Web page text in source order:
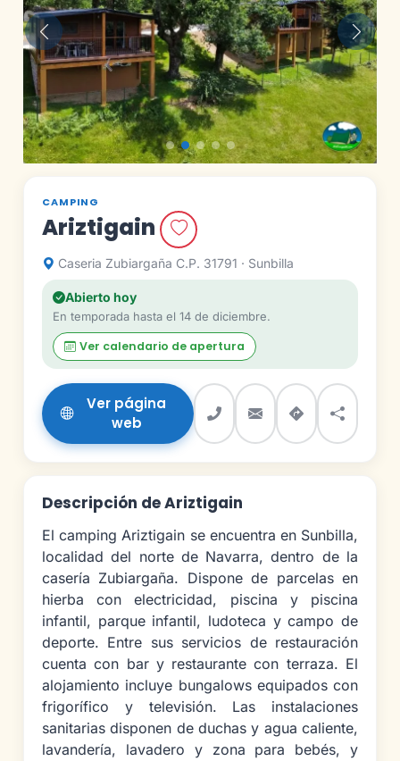
Anterior
CAMPING
Ariztigain
Caseria Zubiargaña C.P. 31791 · Sunbilla
Abierto hoy
En temporada hasta el 14 de diciembre.
Ver calendario de apertura
Ver página
web
Descripción de Ariztigain
El camping Ariztigain se encuentra en Sunbilla,
localidad del norte de Navarra, dentro de la
casería Zubiargaña. Dispone de parcelas en
hierba con electricidad, piscina y piscina
infantil, parque infantil, ludoteca y campo de
deporte. Entre sus servicios de restauración
cuenta con bar y restaurante con terraza. El
alojamiento incluye bungalows equipados con
frigorífico y televisión. Las instalaciones
sanitarias disponen de duchas y agua caliente,
lavandería, lavadero y zona para bebés, y